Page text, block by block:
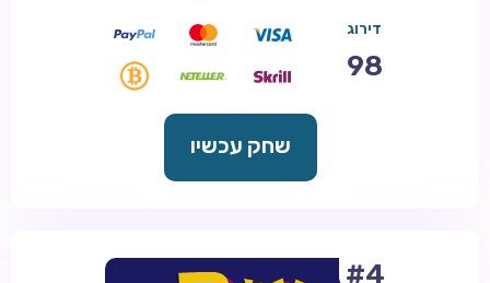
דירוג
98
שחק עכשיו
#4